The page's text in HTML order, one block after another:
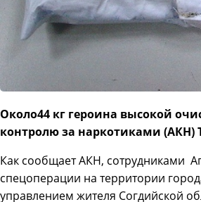
Около44 кг героина высокой
контролю за наркотиками (АКН)
Как сообщает АКН, сотрудниками
спецоперации на территории
управлением жителя Согдийской